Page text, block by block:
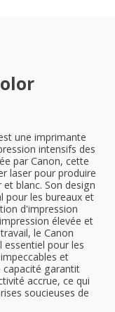
une imprimante
intensifs des
par Canon, cette
laser pour produire
blanc. Son design
pour les bureaux et
d'impression
élevée et
le Canon
essentiel pour les
et
capacité garantit
accrue, ce qui
soucieuses de